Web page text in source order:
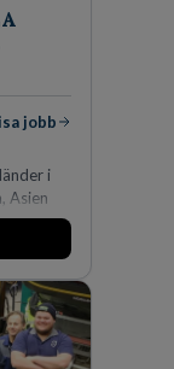
jobb
i
Asien
några
kan vi